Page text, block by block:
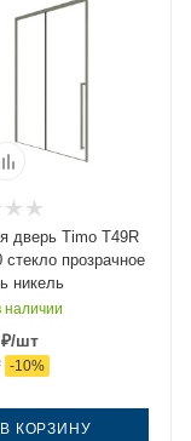
дверь Timo T49R
стекло прозрачное
никель
наличии
/шт
-10%
В КОРЗИНУ